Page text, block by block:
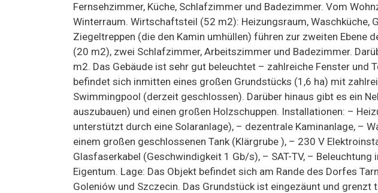
Fernsehzimmer, Küche, Schlafzimmer und Badezimmer. Vom
Winterraum. Wirtschaftsteil (52 m2): Heizungsraum, Waschküche,
Ziegeltreppen (die den Kamin umhüllen) führen zur zweiten Ebene
(20 m2), zwei Schlafzimmer, Arbeitszimmer und Badezimmer.
m2. Das Gebäude ist sehr gut beleuchtet – zahlreiche Fenster und
befindet sich inmitten eines großen Grundstücks (1,6 ha) mit
Swimmingpool (derzeit geschlossen). Darüber hinaus gibt es ein
auszubauen) und einen großen Holzschuppen. Installationen: –
unterstützt durch eine Solaranlage), – dezentrale Kaminanlage, –
einem großen geschlossenen Tank (Klärgrube ), – 230 V
Glasfaserkabel (Geschwindigkeit 1 Gb/s), – SAT-TV, –
Eigentum. Lage: Das Objekt befindet sich am Rande des Dorfes
Goleniów und Szczecin. Das Grundstück ist eingezäunt und grenzt